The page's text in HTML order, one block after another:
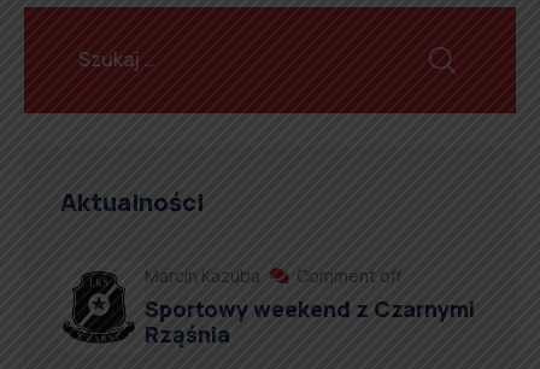
Aktualności
Marcin Kazuba Comment off
Sportowy weekend z Czarnymi
Rząśnia